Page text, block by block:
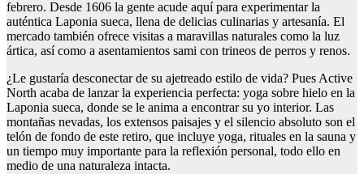
febrero. Desde 1606 la gente acude aquí para experimentar la
auténtica Laponia sueca, llena de delicias culinarias y artesanía. El
mercado también ofrece visitas a maravillas naturales como la luz
ártica, así como a asentamientos sami con trineos de perros y renos.
¿Le gustaría desconectar de su ajetreado estilo de vida? Pues Active
North acaba de lanzar la experiencia perfecta: yoga sobre hielo en la
Laponia sueca, donde se le anima a encontrar su yo interior. Las
montañas nevadas, los extensos paisajes y el silencio absoluto son el
telón de fondo de este retiro, que incluye yoga, rituales en la sauna y
un tiempo muy importante para la reflexión personal, todo ello en
medio de una naturaleza intacta.